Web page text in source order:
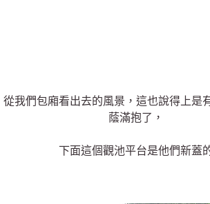
從我們包廂看出去的風景，這也說得上是
蔭滿抱了，
下面這個觀池平台是他們新蓋